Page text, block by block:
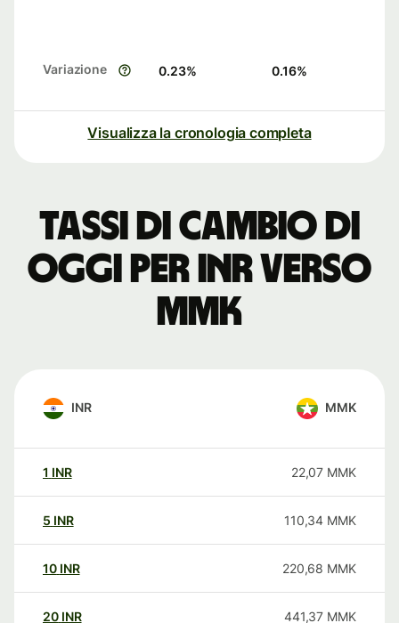
Variazione 0.23% 0.16%
Visualizza la cronologia completa
Tassi di cambio di
oggi per INR verso
MMK
INR MMK
1 INR 22,07 MMK
5 INR 110,34 MMK
10 INR 220,68 MMK
20 INR 441,37 MMK